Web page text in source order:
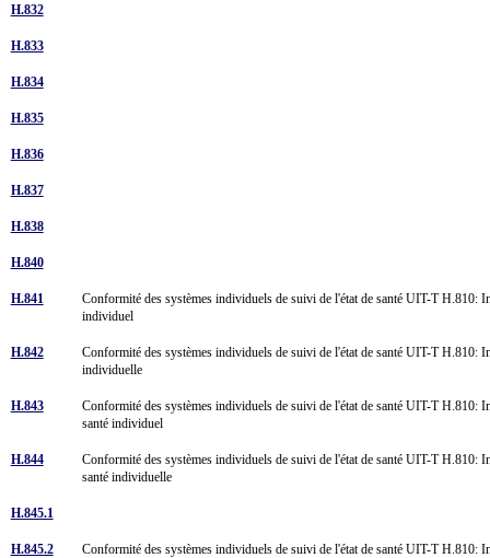
H.832
H.833
H.834
H.835
H.836
H.837
H.838
H.840
H.841
Conformité des systèmes individuels de suivi de l'état de santé UIT-T H.810:
individuel
H.842
Conformité des systèmes individuels de suivi de l'état de santé UIT-T H.810:
individuelle
H.843
Conformité des systèmes individuels de suivi de l'état de santé UIT-T H.810:
santé individuel
H.844
Conformité des systèmes individuels de suivi de l'état de santé UIT-T H.810:
santé individuelle
H.845.1
H.845.2 Conformité des systèmes individuels de suivi de l'état de santé UIT-T